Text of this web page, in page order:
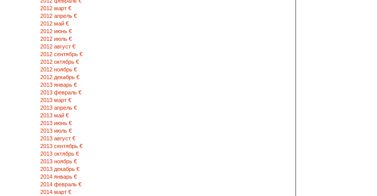
2012 март €
2012 апрель €
2012 май €
2012 июнь €
2012 июль €
2012 август €
2012 сентябрь €
2012 октябрь €
2012 ноябрь €
2012 декабрь €
2013 январь €
2013 февраль €
2013 март €
2013 апрель €
2013 май €
2013 июнь €
2013 июль €
2013 август €
2013 сентябрь €
2013 октябрь €
2013 ноябрь €
2013 декабрь €
2014 январь €
2014 февраль €
2014 март €